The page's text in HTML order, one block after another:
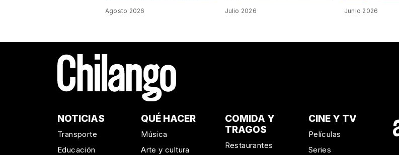
Agosto 2026 Julio 2026 Junio 2026
NOTICIAS
Transporte
Educación
QUÉ HACER
Música
Arte y cultura
COMIDA Y
TRAGOS
Restaurantes
CINE Y TV
Películas
Series